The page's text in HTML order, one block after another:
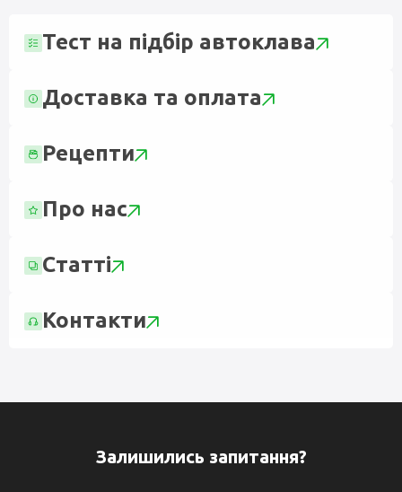
Тест на підбір автоклава
Доставка та оплата
Рецепти
Про нас
Статті
Контакти
Залишились запитання?